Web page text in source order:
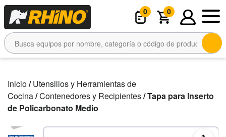
0 0
Inicio/Utensilios y Herramientas de
Cocina/Contenedores y Recipientes/ Tapa para Inserto
de Policarbonato Medio